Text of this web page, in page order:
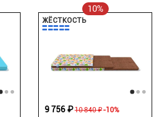
10%
ЖЁСТКОСТЬ
10 840 ₽
9 756 ₽ -10%